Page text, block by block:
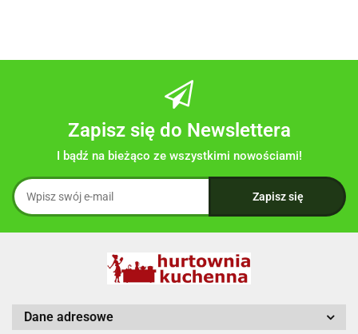
Zapisz się do Newslettera
I bądź na bieżąco ze wszystkimi nowościami!
Dane adresowe